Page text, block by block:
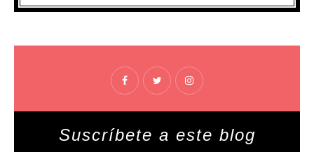
Suscríbete a este blog